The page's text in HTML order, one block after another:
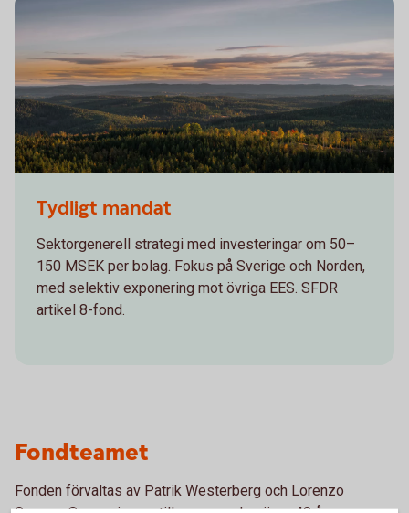
Tydligt mandat
Sektorgenerell strategi med investeringar om 50–
150 MSEK per bolag. Fokus på Sverige och Norden,
med selektiv exponering mot övriga EES. SFDR
artikel 8-fond.
Fondteamet
Fonden förvaltas av Patrik Westerberg och Lorenzo